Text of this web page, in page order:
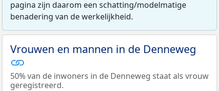
pagina zijn daarom een schatting/modelmatige
benadering van de werkelijkheid.
Vrouwen en mannen in de Denneweg
50% van de inwoners in de Denneweg staat als vrouw
geregistreerd.